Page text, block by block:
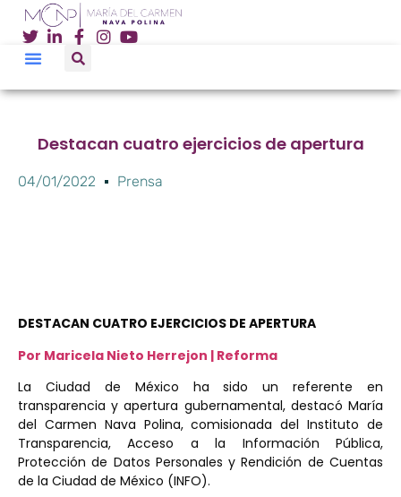
Destacan cuatro ejercicios de apertura
04/01/2022 Prensa
DESTACAN CUATRO EJERCICIOS DE APERTURA
Por Maricela Nieto Herrejon | Reforma
La Ciudad de México ha sido un referente en
transparencia y apertura gubernamental, destacó María
del Carmen Nava Polina, comisionada del Instituto de
Transparencia, Acceso a la Información Pública,
Protección de Datos Personales y Rendición de Cuentas
de la Ciudad de México (INFO).